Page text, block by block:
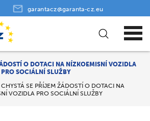
garantacz@garanta‑cz.eu
O DOTACI NA NÍZKOEMISNÍ VOZIDLA
PRO SOCIÁLNÍ SLUŽBY
CHYSTÁ SE PŘÍJEM ŽÁDOSTÍ O DOTACI NA
VOZIDLA PRO SOCIÁLNÍ SLUŽBY